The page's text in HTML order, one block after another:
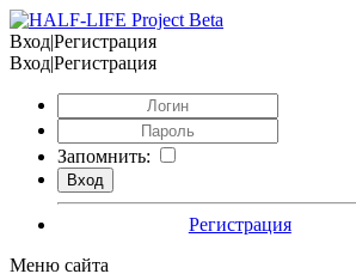
Вход|Регистрация
Вход|Регистрация
Запомнить:
Регистрация
Меню сайта